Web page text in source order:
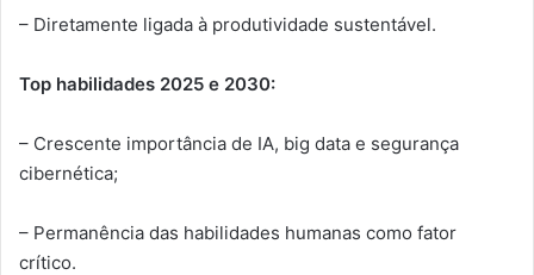
– Diretamente ligada à produtividade sustentável.
Top habilidades 2025 e 2030:
– Crescente importância de IA, big data e segurança
cibernética;
– Permanência das habilidades humanas como fator
crítico.